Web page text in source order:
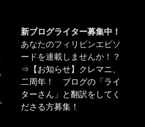
新ブログライター募集中！
あなたのフィリピンエピソ
ードを連載しませんか！？
⇒ 【お知らせ】クレマニ、
二周年！ ブログの「ライ
ターさん」と翻訳をしてく
ださる方募集！